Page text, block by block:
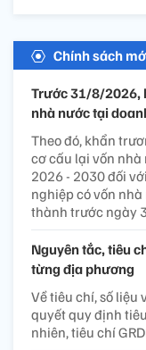
Chính sách
Trước 31/8/2026,
nhà nước tại
Theo đó, khẩn
cơ cấu lại vốn
2026 - 2030 đối
nghiệp có vốn
thành trước ngày
Nguyên tắc, tiêu
từng địa phương
Về tiêu chí, số
quyết quy định
nhiên, tiêu chí